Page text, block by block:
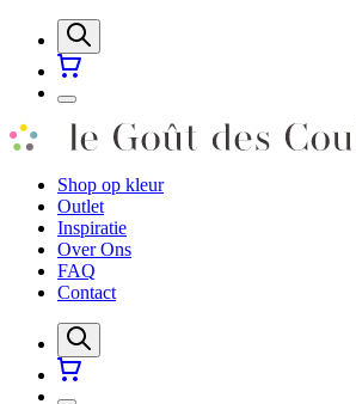
Shop op kleur
Outlet
Inspiratie
Over Ons
FAQ
Contact